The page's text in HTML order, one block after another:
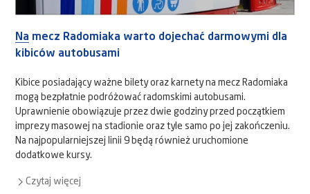
Na mecz Radomiaka warto dojechać darmowymi dla
kibiców autobusami
Kibice posiadający ważne bilety oraz karnety na mecz Radomiaka
mogą bezpłatnie podróżować radomskimi autobusami.
Uprawnienie obowiązuje przez dwie godziny przed początkiem
imprezy masowej na stadionie oraz tyle samo po jej zakończeniu.
Na najpopularniejszej linii 9 będą również uruchomione
dodatkowe kursy.
Czytaj więcej